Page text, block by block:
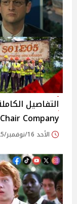
Chair Company
الأحد 16/نوفمبر/2025 - 11:45 ص